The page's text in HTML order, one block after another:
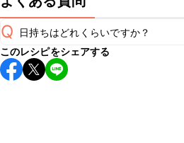
Q 日持ちはどれくらいですか？
保存期間は冷蔵で翌日中が目安です
し上がりください。
このレシピをシェアする